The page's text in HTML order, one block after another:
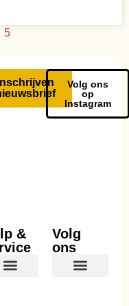
5
Inschrijven
Volg ons
op
Instagram
&
Volg
ons